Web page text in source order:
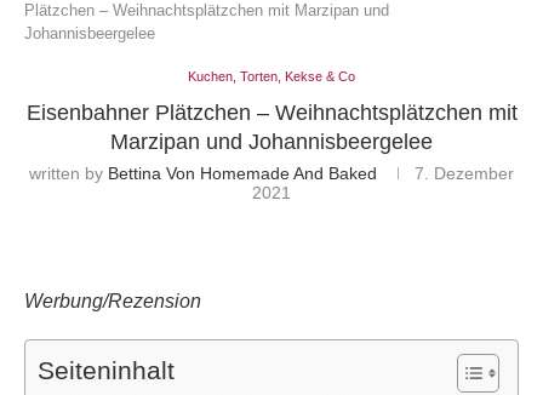
Plätzchen – Weihnachtsplätzchen mit Marzipan und
Johannisbeergelee
Kuchen, Torten, Kekse & Co
Eisenbahner Plätzchen – Weihnachtsplätzchen mit
Marzipan und Johannisbeergelee
written by Bettina Von Homemade And Baked
7. Dezember
2021
Werbung/Rezension
Seiteninhalt